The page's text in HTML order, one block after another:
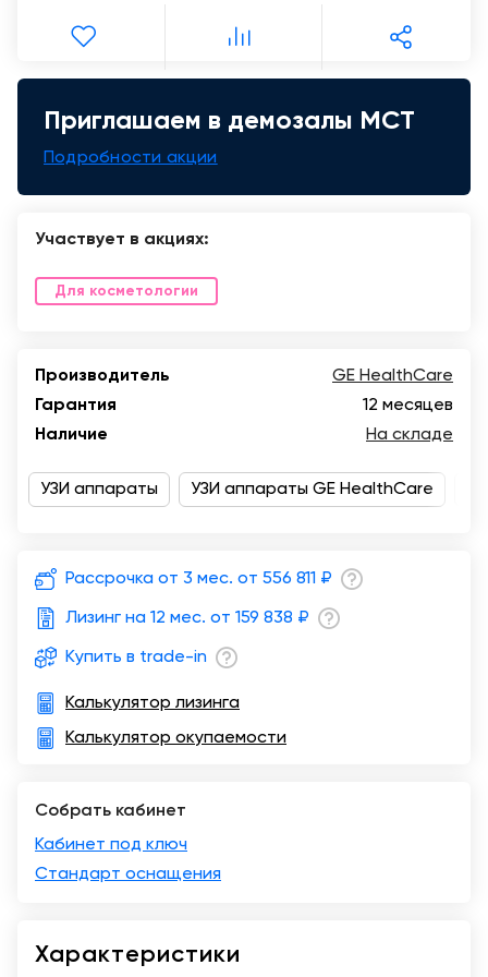
Краснодар
Приглашаем в демозалы МСТ
Подробности акции
Участвует в акциях:
Для косметологии
Производитель
GE HealthCare
Гарантия
12 месяцев
Наличие
На складе
УЗИ аппараты УЗИ аппараты GE HealthCare
Рассрочка от 3 мес. от 556 811 ₽
Лизинг на 12 мес. от 159 838 ₽
Купить в trade-in
Калькулятор лизинга
Калькулятор окупаемости
Собрать кабинет
Кабинет под ключ
Стандарт оснащения
Характеристики